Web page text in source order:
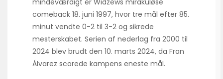
mindeværdigt er Widzews mirakuløse
comeback 18. juni 1997, hvor tre mål efter 85.
minut vendte 0-2 til 3-2 og sikrede
mesterskabet. Serien af nederlag fra 2000 til
2024 blev brudt den 10. marts 2024, da Fran
Álvarez scorede kampens eneste mål.